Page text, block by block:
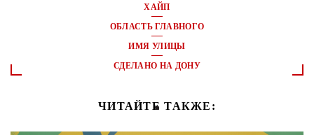
ХАЙП
ОБЛАСТЬ ГЛАВНОГО
ИМЯ УЛИЦЫ
СДЕЛАНО НА ДОНУ
ЧИТАЙТЕ ТАКЖЕ: